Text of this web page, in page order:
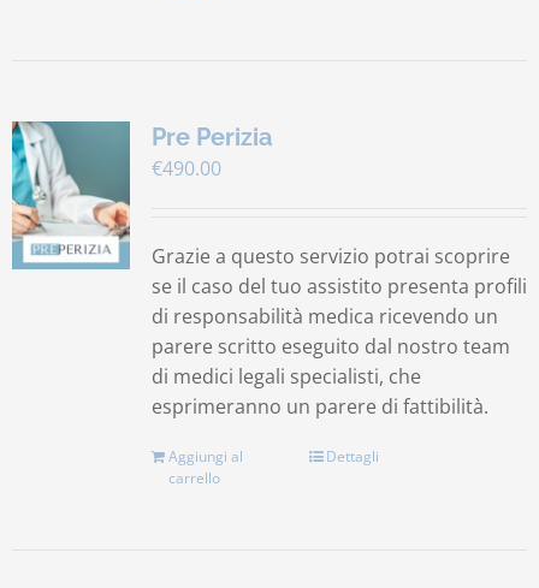
Pre Perizia
€490.00
Grazie a questo servizio potrai scoprire
se il caso del tuo assistito presenta profili
di responsabilità medica ricevendo un
parere scritto eseguito dal nostro team
di medici legali specialisti, che
esprimeranno un parere di fattibilità.
Aggiungi al
carrello
Dettagli